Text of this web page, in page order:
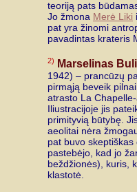
teoriją pats
Jo žmona Merė Liki
pat yra žinomi
pavadintas krateris
2) Marselinas
1942) – prancūzų
pirmąją beveik
atrasto La
Iliustracijoje jis
primityvią būtybę.
aeolitai nėra
pat buvo skeptiškas
pastebėjo, kad jo
beždžionės), kuris,
klastotė.